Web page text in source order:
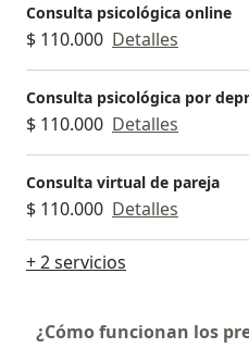
Consulta psicológica online
$ 110.000 Detalles
Consulta psicológica por
$ 110.000 Detalles
Consulta virtual de pareja
$ 110.000 Detalles
+ 2 servicios
¿Cómo funcionan los